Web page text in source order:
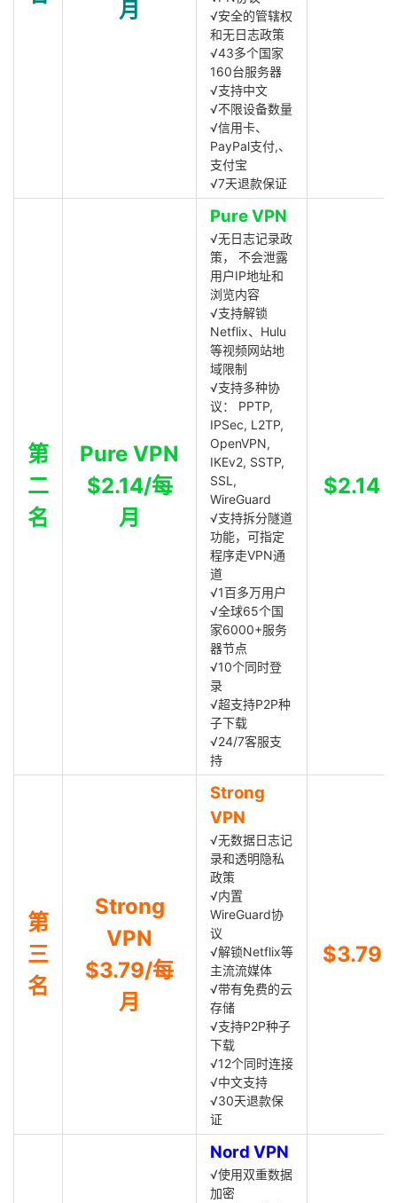
月
√安全的管辖权
和无日志政策
√43多个国家
160台服务器
√支持中文
√不限设备数量
√信用卡、
PayPal支付,、
支付宝
√7天退款保证
第
二
名
Pure VPN
$2.14/每
月
Pure VPN
√无日志记录政
策， 不会泄露
用户IP地址和
浏览内容
√支持解锁
Netflix、Hulu
等视频网站地
域限制
√支持多种协
议： PPTP,
IPSec, L2TP,
OpenVPN,
IKEv2, SSTP,
SSL,
WireGuard
√支持拆分隧道
功能，可指定
程序走VPN通
道
√1百多万用户
√全球65个国
家6000+服务
器节点
√10个同时登
录
√超支持P2P种
子下载
√24/7客服支
持
$2.14
第
三
名
Strong
VPN
$3.79/每
月
Strong
VPN
√无数据日志记
录和透明隐私
政策
√内置
WireGuard协
议
√解锁Netflix等
主流流媒体
√带有免费的云
存储
√支持P2P种子
下载
√12个同时连接
√中文支持
√30天退款保
证
$3.79
Nord VPN
√使用双重数据
加密